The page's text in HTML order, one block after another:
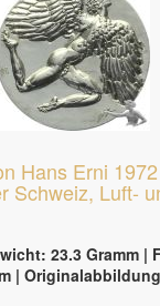
Hans Erni 1972
Schweiz, Luft-
23.3 Gramm |
| Originalabbildung